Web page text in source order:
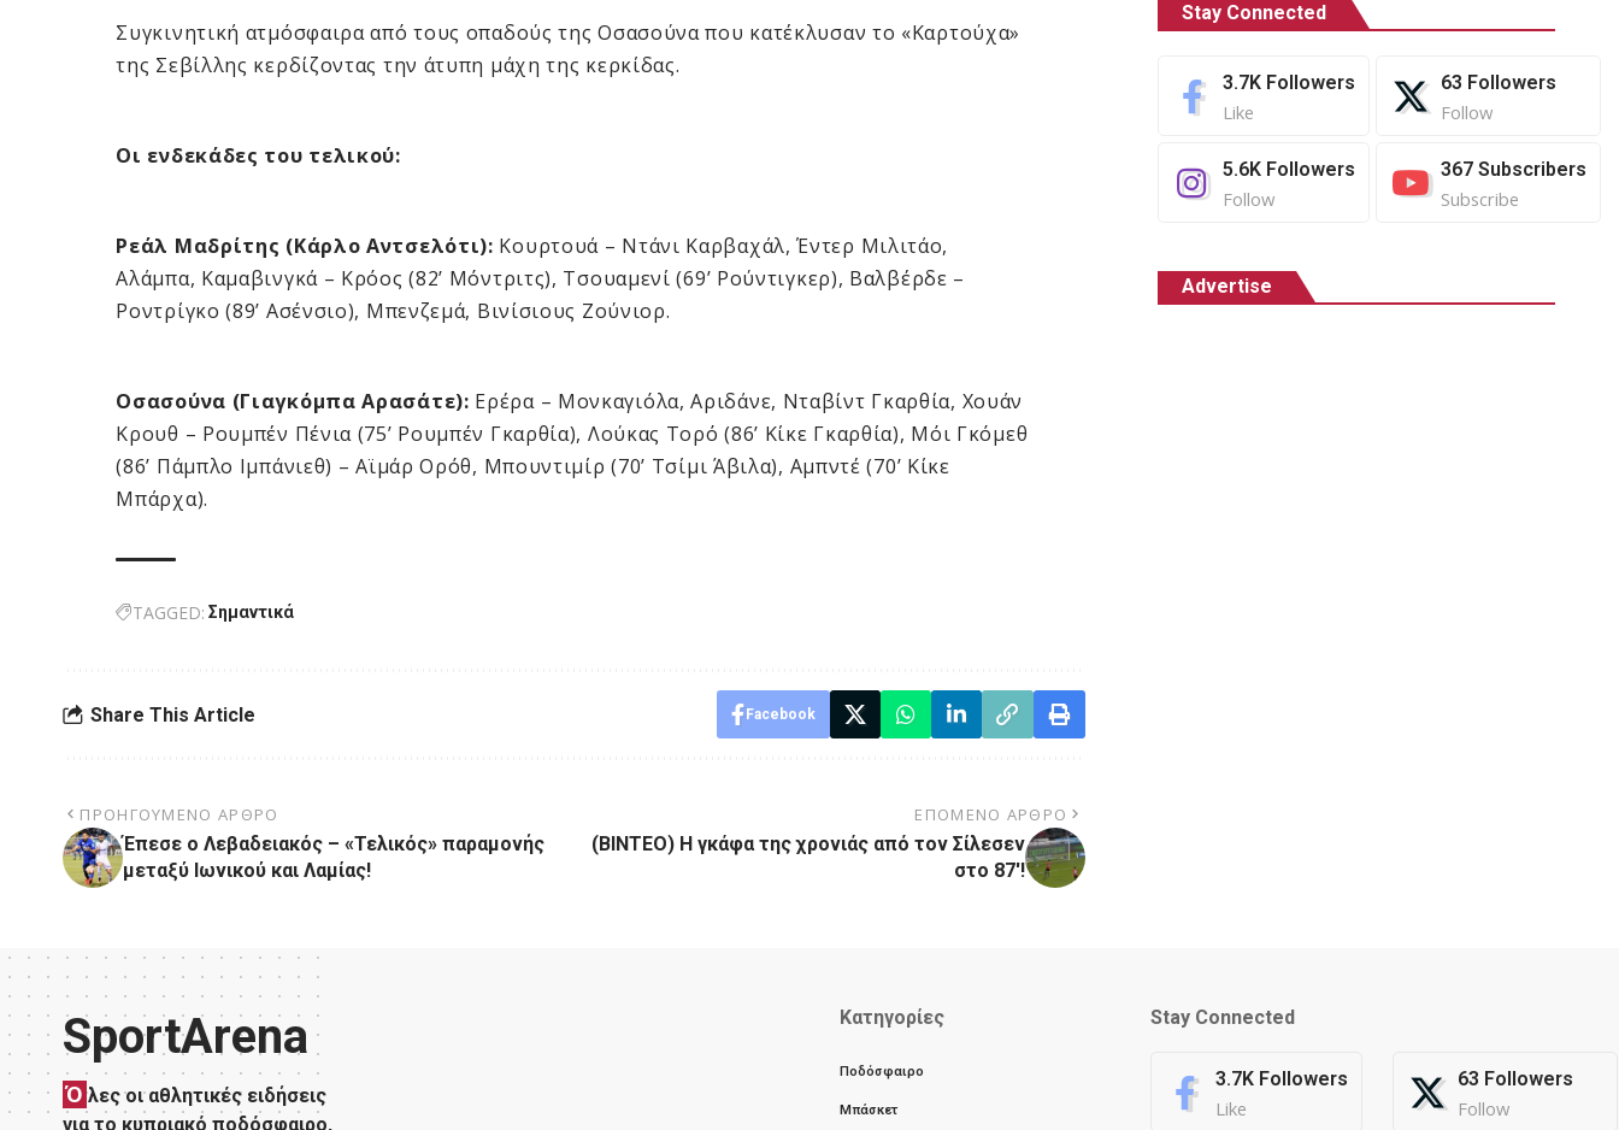
Συγκινητική ατμόσφαιρα από τους οπαδούς της Οσασούνα που κατέκλυσαν το «Καρτούχα»
της Σεβίλλης κερδίζοντας την άτυπη μάχη της κερκίδας.
Οι ενδεκάδες του τελικού:
Ρεάλ Μαδρίτης (Κάρλο Αντσελότι): Κουρτουά – Ντάνι Καρβαχάλ, Έντερ Μιλιτάο,
Αλάμπα, Καμαβινγκά – Κρόος (82’ Μόντριτς), Τσουαμενί (69’ Ρούντιγκερ), Βαλβέρδε –
Ροντρίγκο (89’ Ασένσιο), Μπενζεμά, Βινίσιους Ζούνιορ.
Οσασούνα (Γιαγκόμπα Αρασάτε): Ερέρα – Μονκαγιόλα, Αριδάνε, Νταβίντ Γκαρθία, Χουάν
Κρουθ – Ρουμπέν Πένια (75’ Ρουμπέν Γκαρθία), Λούκας Τορό (86’ Κίκε Γκαρθία), Μόι Γκόμεθ
(86’ Πάμπλο Ιμπάνιεθ) – Αϊμάρ Ορόθ, Μπουντιμίρ (70’ Τσίμι Άβιλα), Αμπντέ (70’ Κίκε
Μπάρχα).
TAGGED: Σημαντικά
Share This Article Facebook
ΠΡΟΗΓΟΎΜΕΝΟ ΆΡΘΡΟ
Έπεσε ο Λεβαδειακός – «Τελικός» παραμονής
μεταξύ Ιωνικού και Λαμίας!
ΕΠΌΜΕΝΟ ΆΡΘΡΟ
(ΒΙΝΤΕΟ) Η γκάφα της χρονιάς από τον Σίλεσεν
στο 87′!
Stay Connected
3.7K Followers
Like
63 Followers
Follow
5.6K Followers
Follow
367 Subscribers
Subscribe
Advertise
SportArena
Ό λες οι αθλητικές ειδήσεις
για το κυπριακό ποδόσφαιρο,
Κατηγορίες
Ποδόσφαιρο
Μπάσκετ
Stay Connected
3.7K Followers
Like
63 Followers
Follow